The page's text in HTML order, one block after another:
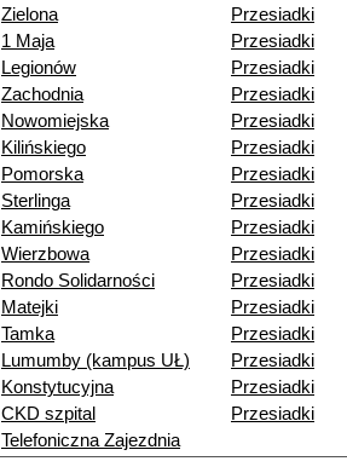
Zielona
Przesiadki
1 Maja
Przesiadki
Legionów
Przesiadki
Zachodnia
Przesiadki
Nowomiejska
Przesiadki
Kilińskiego
Przesiadki
Pomorska
Przesiadki
Sterlinga
Przesiadki
Kamińskiego
Przesiadki
Wierzbowa
Przesiadki
Rondo Solidarności
Przesiadki
Matejki
Przesiadki
Tamka
Przesiadki
Lumumby (kampus UŁ)
Przesiadki
Konstytucyjna
Przesiadki
CKD szpital
Przesiadki
Telefoniczna Zajezdnia